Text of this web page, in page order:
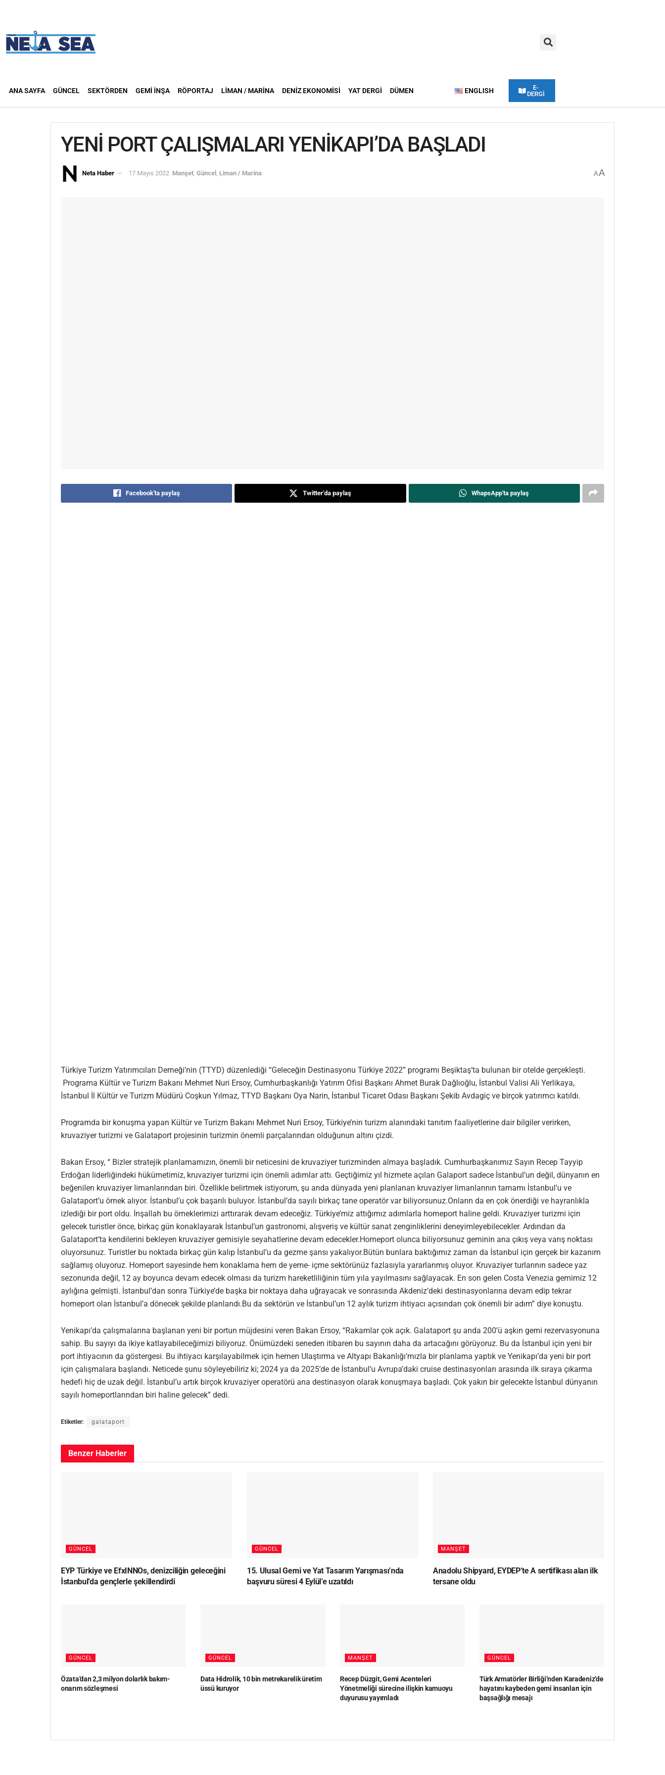
ANA SAYFA GÜNCEL SEKTÖRDEN GEMI İNŞA RÖPORTAJ LIMAN / MARINA DENIZ EKONOMISI YAT DERGI DÜMEN ENGLISH
E-
DERGİ
YENİ PORT ÇALIŞMALARI YENİKAPI’DA BAŞLADI
Neta Haber 17 Mayıs 2022 Manşet Güncel Liman / Marina AA
Facebook'ta paylaş Twitter'da paylaş WhapsApp'ta paylaş
Türkiye Turizm Yatırımcıları Derneği’nin (TTYD) düzenlediği “Geleceğin Destinasyonu Türkiye 2022” programı Beşiktaş’ta bulunan bir otelde gerçekleşti.
Programa Kültür ve Turizm Bakanı Mehmet Nuri Ersoy, Cumhurbaşkanlığı Yatırım Ofisi Başkanı Ahmet Burak Dağlıoğlu, İstanbul Valisi Ali Yerlikaya,
İstanbul İl Kültür ve Turizm Müdürü Coşkun Yılmaz, TTYD Başkanı Oya Narin, İstanbul Ticaret Odası Başkanı Şekib Avdagiç ve birçok yatırımcı katıldı.
Programda bir konuşma yapan Kültür ve Turizm Bakanı Mehmet Nuri Ersoy, Türkiye’nin turizm alanındaki tanıtım faaliyetlerine dair bilgiler verirken,
kruvaziyer turizmi ve Galataport projesinin turizmin önemli parçalarından olduğunun altını çizdi.
Bakan Ersoy, “ Bizler stratejik planlamamızın, önemli bir neticesini de kruvaziyer turizminden almaya başladık. Cumhurbaşkanımız Sayın Recep Tayyip
Erdoğan liderliğindeki hükümetimiz, kruvaziyer turizmi için önemli adımlar attı. Geçtiğimiz yıl hizmete açılan Galaport sadece İstanbul’un değil, dünyanın en
beğenilen kruvaziyer limanlarından biri. Özellikle belirtmek istiyorum, şu anda dünyada yeni planlanan kruvaziyer limanlarının tamamı İstanbul’u ve
Galataport’u örnek alıyor. İstanbul’u çok başarılı buluyor. İstanbul’da sayılı birkaç tane operatör var biliyorsunuz.Onların da en çok önerdiği ve hayranlıkla
izlediği bir port oldu. İnşallah bu örneklerimizi arttırarak devam edeceğiz. Türkiye’miz attığımız adımlarla homeport haline geldi. Kruvaziyer turizmi için
gelecek turistler önce, birkaç gün konaklayarak İstanbul’un gastronomi, alışveriş ve kültür sanat zenginliklerini deneyimleyebilecekler. Ardından da
Galataport’ta kendilerini bekleyen kruvaziyer gemisiyle seyahatlerine devam edecekler.Homeport olunca biliyorsunuz geminin ana çıkış veya varış noktası
oluyorsunuz. Turistler bu noktada birkaç gün kalıp İstanbul’u da gezme şansı yakalıyor.Bütün bunlara baktığımız zaman da İstanbul için gerçek bir kazanım
sağlamış oluyoruz. Homeport sayesinde hem konaklama hem de yeme- içme sektörünüz fazlasıyla yararlanmış oluyor. Kruvaziyer turlarının sadece yaz
sezonunda değil, 12 ay boyunca devam edecek olması da turizm hareketliliğinin tüm yıla yayılmasını sağlayacak. En son gelen Costa Venezia gemimiz 12
aylığına gelmişti. İstanbul’dan sonra Türkiye’de başka bir noktaya daha uğrayacak ve sonrasında Akdeniz’deki destinasyonlarına devam edip tekrar
homeport olan İstanbul’a dönecek şekilde planlandı.Bu da sektörün ve İstanbul’un 12 aylık turizm ihtiyacı açısından çok önemli bir adım” diye konuştu.
Yenikapı’da çalışmalarına başlanan yeni bir portun müjdesini veren Bakan Ersoy, “Rakamlar çok açık. Galataport şu anda 200’ü aşkın gemi rezervasyonuna
sahip. Bu sayıyı da ikiye katlayabileceğimizi biliyoruz. Önümüzdeki seneden itibaren bu sayının daha da artacağını görüyoruz. Bu da İstanbul için yeni bir
port ihtiyacının da göstergesi. Bu ihtiyacı karşılayabilmek için hemen Ulaştırma ve Altyapı Bakanlığı’mızla bir planlama yaptık ve Yenikapı’da yeni bir port
için çalışmalara başlandı. Neticede şunu söyleyebiliriz ki; 2024 ya da 2025’de de İstanbul’u Avrupa’daki cruise destinasyonları arasında ilk sıraya çıkarma
hedefi hiç de uzak değil. İstanbul’u artık birçok kruvaziyer operatörü ana destinasyon olarak konuşmaya başladı. Çok yakın bir gelecekte İstanbul dünyanın
sayılı homeportlarından biri haline gelecek” dedi.
Etiketler: galataport
Benzer Haberler
GÜNCEL
EYP Türkiye ve EfxINNOs, denizciliğin geleceğini
İstanbul’da gençlerle şekillendirdi
GÜNCEL
15. Ulusal Gemi ve Yat Tasarım Yarışması’nda
başvuru süresi 4 Eylül’e uzatıldı
MANŞET
Anadolu Shipyard, EYDEP’te A sertifikası alan ilk
tersane oldu
GÜNCEL
Özata’dan 2,3 milyon dolarlık bakım-
onarım sözleşmesi
GÜNCEL
Data Hidrolik, 10 bin metrekarelik üretim
üssü kuruyor
MANŞET
Recep Düzgit, Gemi Acenteleri
Yönetmeliği sürecine ilişkin kamuoyu
duyurusu yayımladı
GÜNCEL
Türk Armatörler Birliği’nden Karadeniz’de
hayatını kaybeden gemi insanları için
başsağlığı mesajı